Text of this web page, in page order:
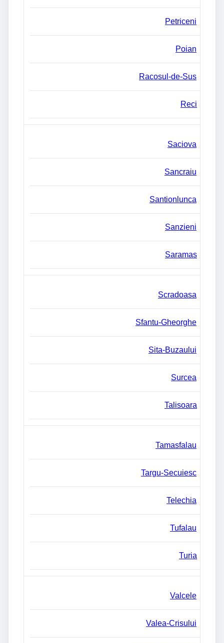
Petriceni
Poian
Racosul-de-Sus
Reci
Saciova
Sancraiu
Santionlunca
Sanzieni
Saramas
Scradoasa
Sfantu-Gheorghe
Sita-Buzaului
Surcea
Talisoara
Tamasfalau
Targu-Secuiesc
Telechia
Tufalau
Turia
Valcele
Valea-Crisului